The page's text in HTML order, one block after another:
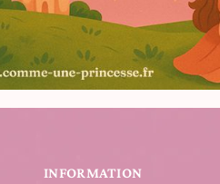
INFORMATION